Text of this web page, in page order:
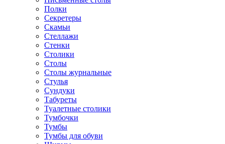
Полки
Секретеры
Скамьи
Стеллажи
Стенки
Столики
Столы
Столы журнальные
Стулья
Сундуки
Табуреты
Туалетные столики
Тумбочки
Тумбы
Тумбы для обуви